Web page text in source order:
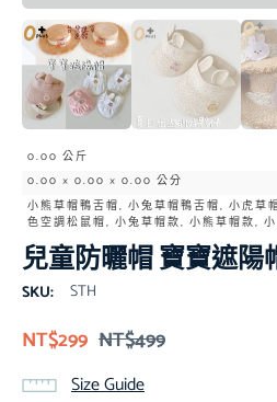
0.00 公斤
0.00 × 0.00 × 0.00 公分
小熊草帽鴨舌帽, 小兔草帽鴨舌帽, 小虎
色空調松鼠帽, 小兔草帽款, 小熊草帽款,
兒童防曬帽 寶寶遮陽
SKU: STH
NT$499
NT$299
Size Guide